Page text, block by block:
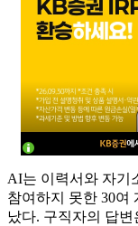
AI는 이력서와 자기
참여하지 못한 30여
났다. 구직자의 답